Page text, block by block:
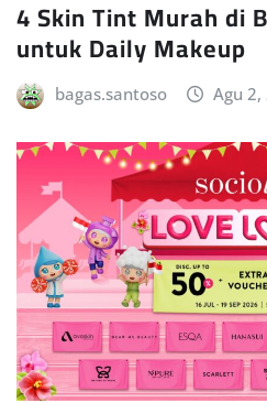
4 Skin Tint Murah di
untuk Daily Makeup
bagas.santoso Agu 2,